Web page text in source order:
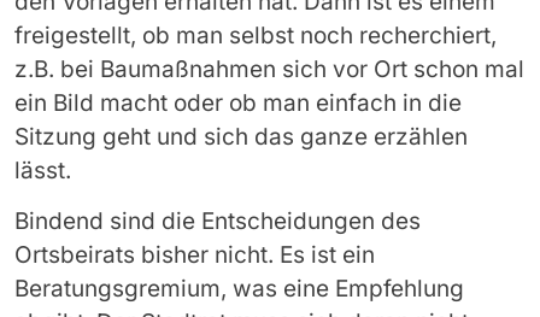
freigestellt, ob man selbst noch recherchiert,
z.B. bei Baumaßnahmen sich vor Ort schon mal
ein Bild macht oder ob man einfach in die
Sitzung geht und sich das ganze erzählen
lässt.
Bindend sind die Entscheidungen des
Ortsbeirats bisher nicht. Es ist ein
Beratungsgremium, was eine Empfehlung